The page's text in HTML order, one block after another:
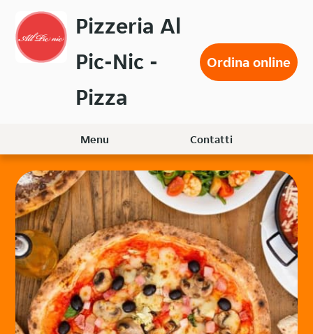
contenuto
principale
Pizzeria Al
Pic-Nic -
Pizza
Ordina online
Menu Contatti